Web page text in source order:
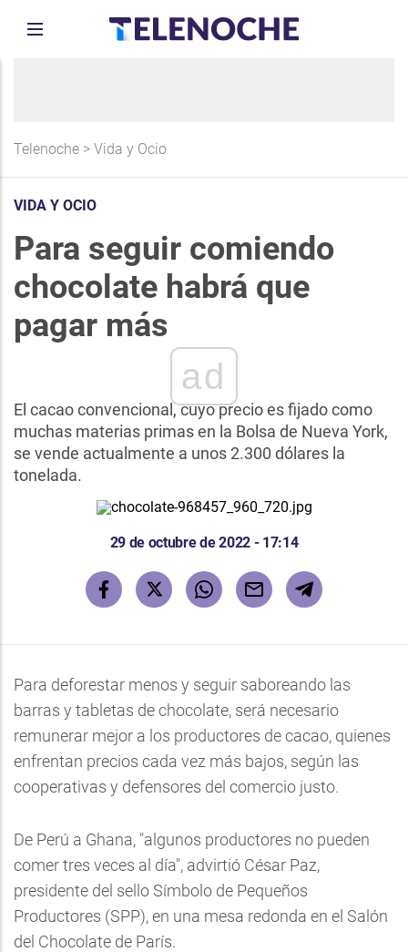
Telenoche > Vida y Ocio
VIDA Y OCIO
Para seguir comiendo
chocolate habrá que
pagar más
ad
El cacao convencional, cuyo precio es fijado como
muchas materias primas en la Bolsa de Nueva York,
se vende actualmente a unos 2.300 dólares la
tonelada.
29 de octubre de 2022 - 17:14
Para deforestar menos y seguir saboreando las
barras y tabletas de chocolate, será necesario
remunerar mejor a los productores de cacao, quienes
enfrentan precios cada vez más bajos, según las
cooperativas y defensores del comercio justo.
De Perú a Ghana, "algunos productores no pueden
comer tres veces al día", advirtió César Paz,
presidente del sello Símbolo de Pequeños
Productores (SPP), en una mesa redonda en el Salón
del Chocolate de París.